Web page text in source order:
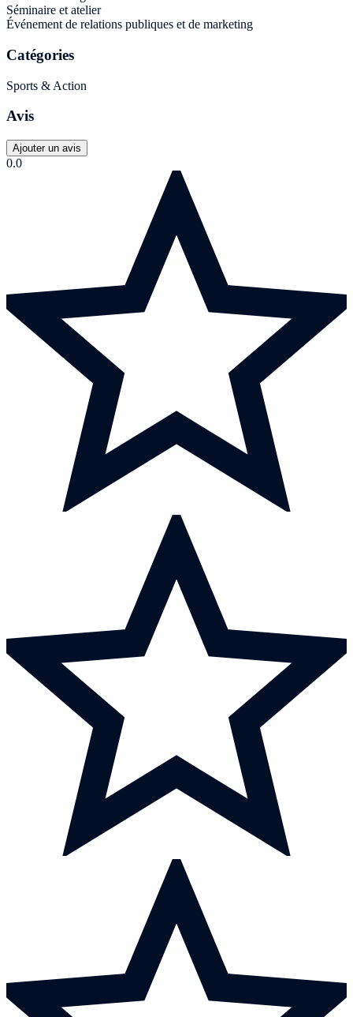
Séminaire et atelier
Événement de relations publiques et de marketing
Catégories
Sports & Action
Avis
Ajouter un avis
0.0